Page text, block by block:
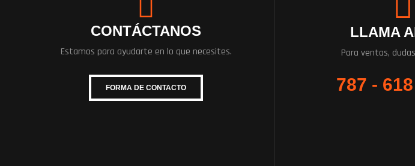
CONTÁCTANOS
Estamos para ayudarte en lo que necesites.
FORMA DE CONTACTO
LLAMA
Para ventas,
787 -